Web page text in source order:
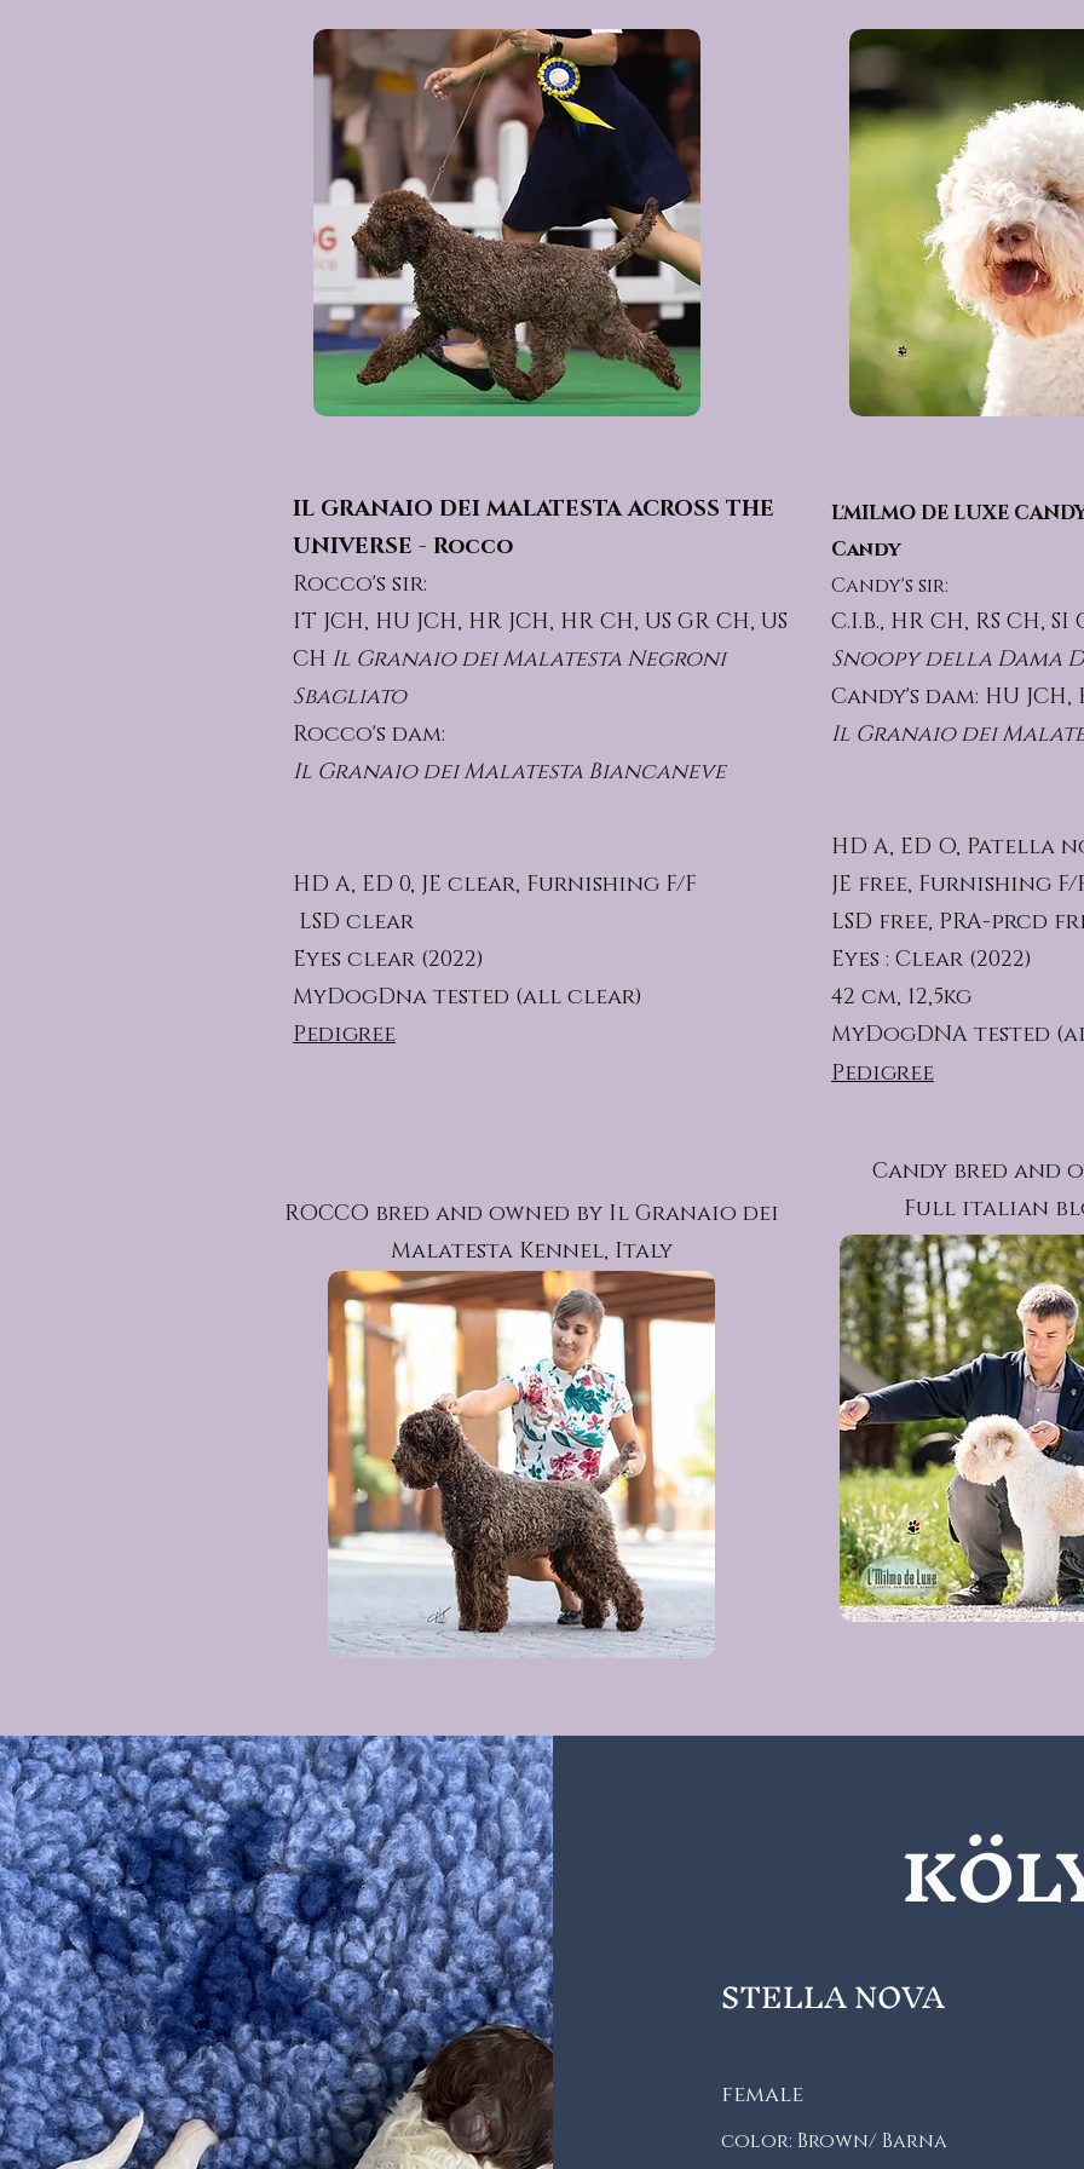
IL GRANAIO DEI MALATESTA ACROSS THE
UNIVERSE - Rocco
Rocco's sir:
IT JCH, HU JCH, HR JCH, HR CH, US GR CH, US
CH Il Granaio dei Malatesta Negroni
Sbagliato
Rocco's dam:
Il Granaio dei Malatesta Biancaneve
HD A, ED 0, JE clear, Furnishing F/F
LSD clear
Eyes clear (2022)
MyDogDna tested (all clear)
Pedigree
ROCCO bred and owned by Il Granaio dei
Malatesta Kennel, Italy
L'MILMO DE LUXE
Candy
Candy's sir:
C.I.B., HR CH, RS CH, SI
Snoopy della Dama
Candy's dam: HU JCH,
Il Granaio dei
HD A, ED O, Patella
JE free, Furnishing
LSD free, PRA-prcd
Eyes : Clear (2022)
42 cm, 12,5kg
MyDogDNA tested
Pedigree
Candy bred and
Full italian
STELLA NOVA
female
color: Brown/ Barna